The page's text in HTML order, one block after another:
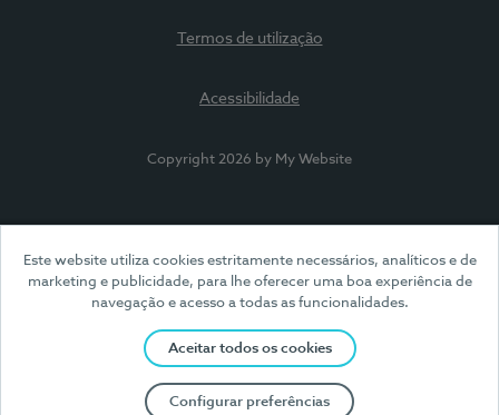
Este website utiliza cookies estritamente necessários, analíticos e de
marketing e publicidade, para lhe oferecer uma boa experiência de
navegação e acesso a todas as funcionalidades.
Aceitar todos os cookies
Configurar preferências
Termos de utilização
Acessibilidade
Copyright 2026 by My Website